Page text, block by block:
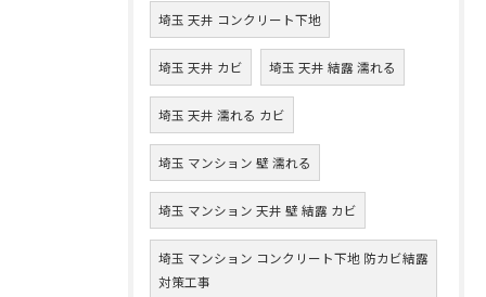
埼玉 天井 コンクリート下地
埼玉 天井 カビ 埼玉 天井 結露 濡れる
埼玉 天井 濡れる カビ
埼玉 マンション 壁 濡れる
埼玉 マンション 天井 壁 結露 カビ
埼玉 マンション コンクリート下地 防カビ結露
対策工事